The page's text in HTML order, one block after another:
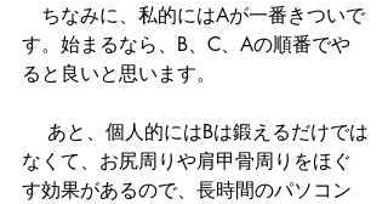
ちなみに、私的にはAが一番きついで
す。始まるなら、B、C、Aの順番でや
ると良いと思います。
なくて、お尻周りや肩甲骨周りをほぐ
す効果があるので、長時間のパソコン